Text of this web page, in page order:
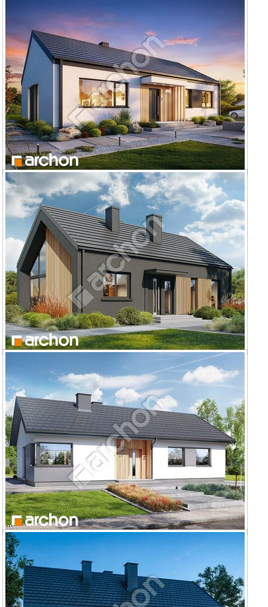
Dom w kruszczykach 10
Dom w kruszczykach 20 (E) OZE
Dom w kruszczykach 18
Dom w kruszczykach 5